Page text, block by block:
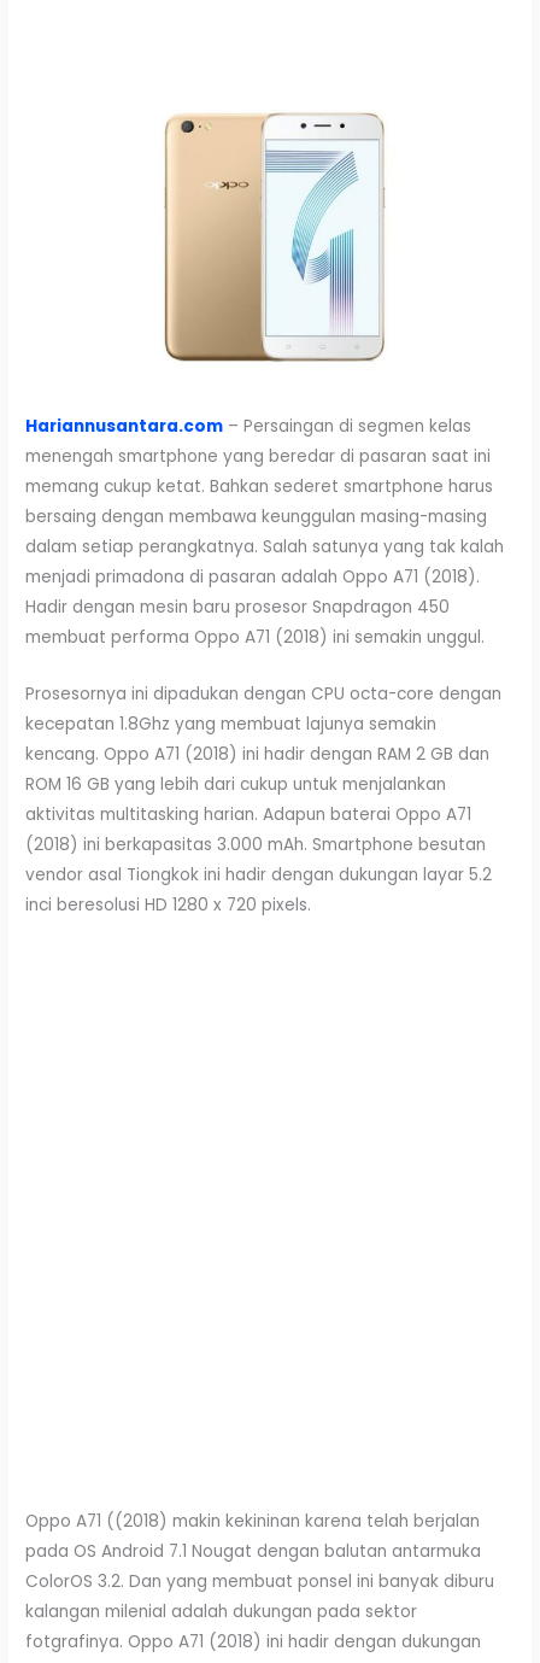
Hariannusantara.com – Persaingan di segmen kelas
menengah smartphone yang beredar di pasaran saat ini
memang cukup ketat. Bahkan sederet smartphone harus
bersaing dengan membawa keunggulan masing-masing
dalam setiap perangkatnya. Salah satunya yang tak kalah
menjadi primadona di pasaran adalah Oppo A71 (2018).
Hadir dengan mesin baru prosesor Snapdragon 450
membuat performa Oppo A71 (2018) ini semakin unggul.
Prosesornya ini dipadukan dengan CPU octa-core dengan
kecepatan 1.8Ghz yang membuat lajunya semakin
kencang. Oppo A71 (2018) ini hadir dengan RAM 2 GB dan
ROM 16 GB yang lebih dari cukup untuk menjalankan
aktivitas multitasking harian. Adapun baterai Oppo A71
(2018) ini berkapasitas 3.000 mAh. Smartphone besutan
vendor asal Tiongkok ini hadir dengan dukungan layar 5.2
inci beresolusi HD 1280 x 720 pixels.
Oppo A71 ((2018) makin kekininan karena telah berjalan
pada OS Android 7.1 Nougat dengan balutan antarmuka
ColorOS 3.2. Dan yang membuat ponsel ini banyak diburu
kalangan milenial adalah dukungan pada sektor
fotgrafinya. Oppo A71 (2018) ini hadir dengan dukungan